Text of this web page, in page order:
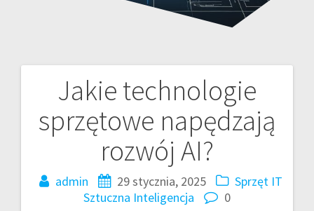
Jakie technologie
sprzętowe napędzają
rozwój AI?
admin 29 stycznia, 2025
Sprzęt IT
Sztuczna Inteligencja
0
Nawigacja
wpisu